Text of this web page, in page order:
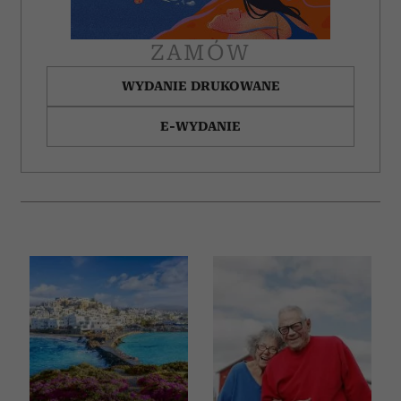
ZAMÓW
WYDANIE DRUKOWANE
E-WYDANIE